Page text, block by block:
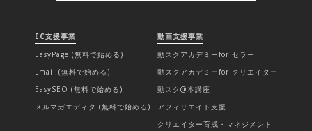
EC支援事業
EasyPage (無料で始める)
Lmail (無料で始める)
EasySEO (無料で始める)
メルマガエディタ (無料で始める)
動画支援事業
動スクアカデミーfor セラー
動スクアカデミーfor クリエイター
動スク@本講座
アフィリエイト支援
クリエイター育成・マネジメント